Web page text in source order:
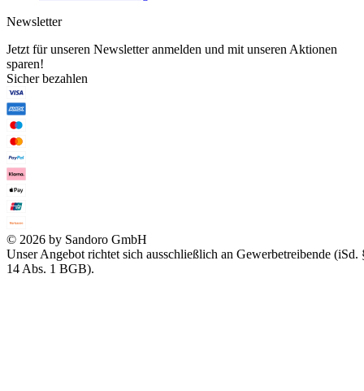
Newsletter
Jetzt für unseren Newsletter anmelden und mit unseren Aktionen
sparen!
Sicher bezahlen
© 2026 by Sandoro GmbH
Unser Angebot richtet sich ausschließlich an Gewerbetreibende (iSd.
14 Abs. 1 BGB).